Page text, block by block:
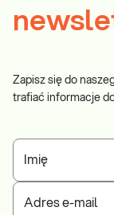
Zapisz się do
trafiać informacje
Imię
Adres e-mail